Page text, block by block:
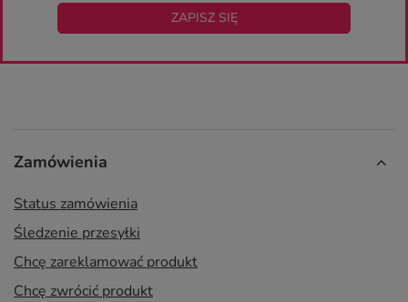
ZAPISZ SIĘ
Zamówienia
Status zamówienia
Śledzenie przesyłki
Chcę zareklamować produkt
Chcę zwrócić produkt